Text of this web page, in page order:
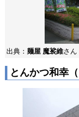
出典： 麺屋 魔裟維さん
とんかつ和幸